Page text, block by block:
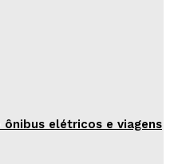
elétricos e viagens